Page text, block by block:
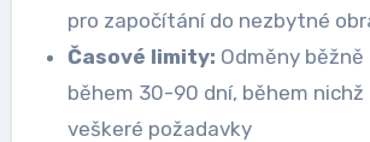
pro započítání do nezbytné
Časové limity: Odměny
během 30-90 dní, během
veškeré požadavky